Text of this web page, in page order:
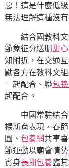
惡！這是什麼低
無法理解這種沒
結合國教科
節象征分送朋甜
知附近，在交通
勵各方在教科文
一起配合、聯包
起配合。
中國常駐結
楊新育表現，春
圓、 包養網共享
節運動以廟會情勢
賓身長期包養臨